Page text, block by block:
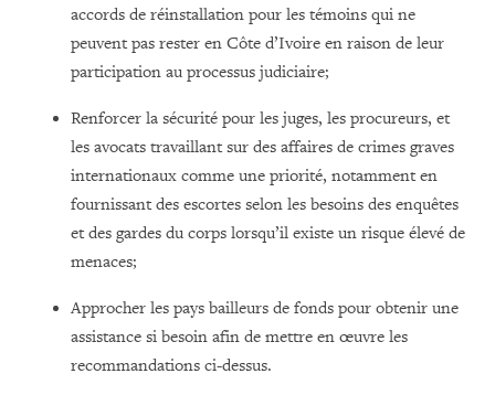
accords de réinstallation pour les témoins qui ne
peuvent pas rester en Côte d’Ivoire en raison de leur
participation au processus judiciaire;
Renforcer la sécurité pour les juges, les procureurs, et
les avocats travaillant sur des affaires de crimes graves
internationaux comme une priorité, notamment en
fournissant des escortes selon les besoins des enquêtes
et des gardes du corps lorsqu’il existe un risque élevé de
menaces;
Approcher les pays bailleurs de fonds pour obtenir une
assistance si besoin afin de mettre en œuvre les
recommandations ci-dessus.